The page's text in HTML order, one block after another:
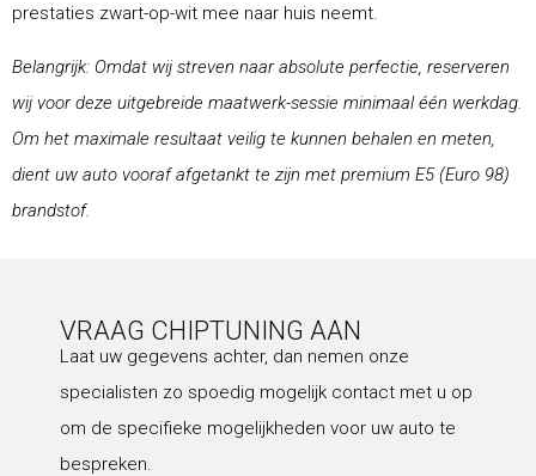
prestaties zwart-op-wit mee naar huis neemt.
Belangrijk: Omdat wij streven naar absolute perfectie, reserveren
wij voor deze uitgebreide maatwerk-sessie minimaal één werkdag.
Om het maximale resultaat veilig te kunnen behalen en meten,
dient uw auto vooraf afgetankt te zijn met premium E5 (Euro 98)
brandstof.
VRAAG CHIPTUNING AAN
Laat uw gegevens achter, dan nemen onze
specialisten zo spoedig mogelijk contact met u op
om de specifieke mogelijkheden voor uw auto te
bespreken.